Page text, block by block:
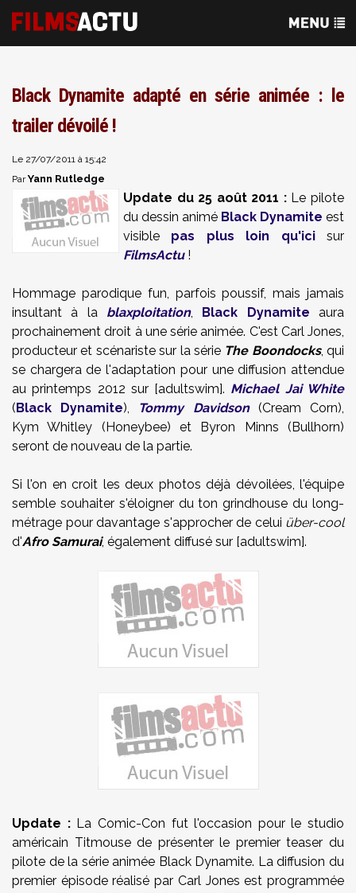
Black Dynamite adapté en série animée : le
trailer dévoilé !
Le 27/07/2011 à 15:42
ParYann Rutledge
Update du 25 août 2011 : Le pilote
du dessin animé Black Dynamite est
visible pas plus loin qu'icisur
FilmsActu!
Hommage parodique fun, parfois poussif, mais jamais
insultant à la blaxploitation, Black Dynamite aura
prochainement droit à une série animée. C'est Carl Jones,
producteur et scénariste sur la série The Boondocks, qui
se chargera de l'adaptation pour une diffusion attendue
au printemps 2012 sur [adultswim]. Michael Jai White
(Black Dynamite), Tommy Davidson(Cream Corn),
Kym Whitley (Honeybee) et Byron Minns (Bullhorn)
seront de nouveau de la partie.
Si l'on en croit les deux photos déjà dévoilées, l'équipe
semble souhaiter s'éloigner du ton grindhouse du long-
métrage pour davantage s'approcher de celui über-cool
d'Afro Samurai, également diffusé sur [adultswim].
Update :La Comic-Con fut l'occasion pour le studio
américain Titmouse de présenter le premier teaser du
pilote de la série animée Black Dynamite. La diffusion du
premier épisode réalisé par Carl Jones est programmée